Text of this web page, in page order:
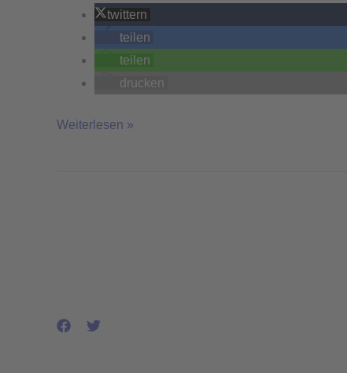
twittern
teilen
teilen
drucken
Weiterlesen »